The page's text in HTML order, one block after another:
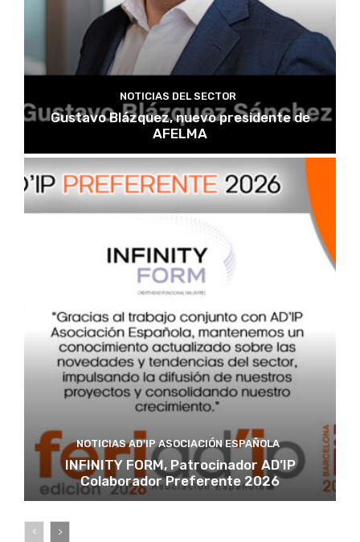
NOTICIAS DEL SECTOR
Gustavo Blázquez, nuevo presidente de
AFELMA
NOTICIAS AD'IP ASOCIACIÓN ESPAÑOLA
INFINITY FORM, Patrocinador AD’IP
Colaborador Preferente 2026